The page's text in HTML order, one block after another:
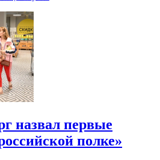
назвал первые
полке»